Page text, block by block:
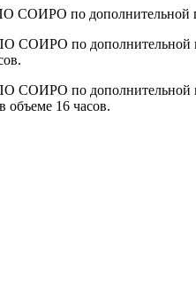
по дополнительной
по дополнительной
по дополнительной
объеме 16 часов.